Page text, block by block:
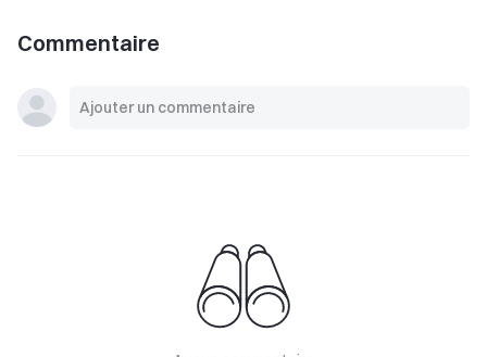
Commentaire